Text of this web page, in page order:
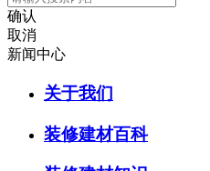
确认
取消
新闻中心
关于我们
装修建材百科